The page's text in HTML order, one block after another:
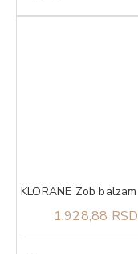
1.928,88 RSD